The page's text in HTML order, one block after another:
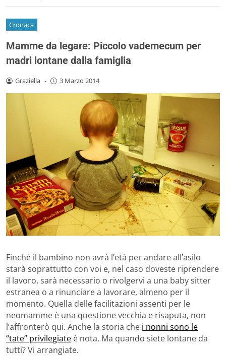
Cronaca
Mamme da legare: Piccolo vademecum per
madri lontane dalla famiglia
Graziella - 3 Marzo 2014
Finché il bambino non avrà l’età per andare all’asilo
starà soprattutto con voi e, nel caso doveste riprendere
il lavoro, sarà necessario o rivolgervi a una baby sitter
estranea o a rinunciare a lavorare, almeno per il
momento. Quella delle facilitazioni assenti per le
neomamme è una questione vecchia e risaputa, non
l’affronterò qui. Anche la storia che i nonni sono le
“tate” privilegiate è nota. Ma quando siete lontane da
tutti? Vi arrangiate.